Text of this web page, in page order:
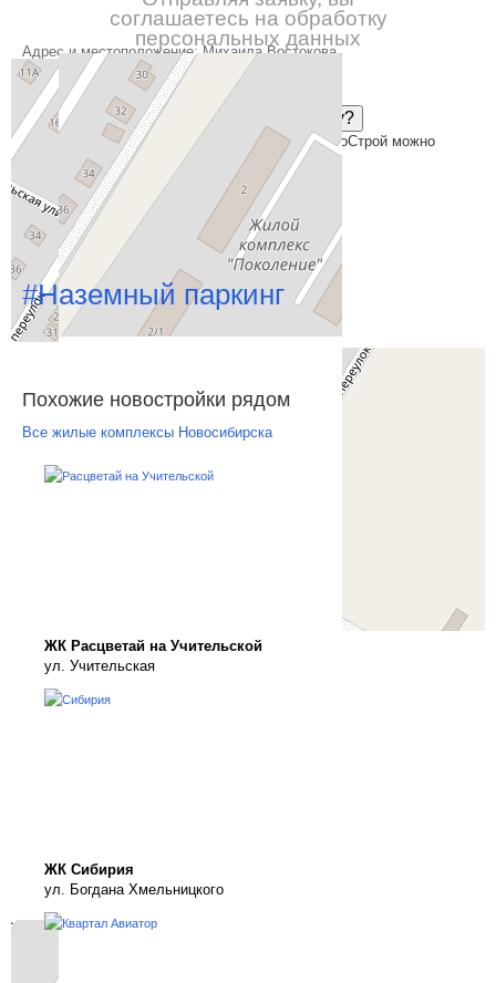
Адрес и местоположение: Михаила Востокова
Хотите получить все документы сразу?
С проектной декларацией по объектам ГринАгроСтрой можно
ознакомиться на сайтенаш.дом.рф
Особенности
#Наземный паркинг
Похожие новостройки рядом
Все жилые комплексы Новосибирска
ЖК Расцветай на Учительской
ул. Учительская
ЖК Сибирия
ул. Богдана Хмельницкого
соглашаетесь на обработку
персональных данных